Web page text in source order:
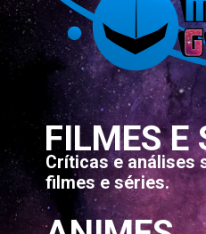
FILMES E
Críticas e análises
filmes e séries.